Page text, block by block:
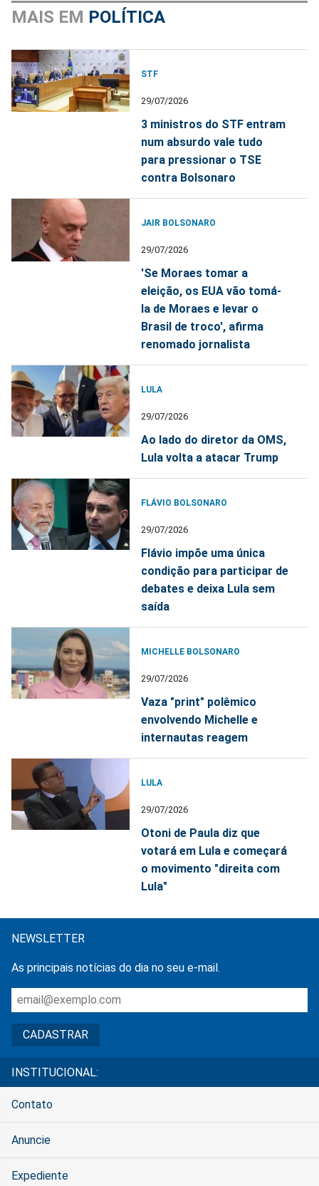
MAIS EM POLÍTICA
STF
29/07/2026
3 ministros do STF entram
num absurdo vale tudo
para pressionar o TSE
contra Bolsonaro
JAIR BOLSONARO
29/07/2026
'Se Moraes tomar a
eleição, os EUA vão tomá-
la de Moraes e levar o
Brasil de troco', afirma
renomado jornalista
LULA
29/07/2026
Ao lado do diretor da OMS,
Lula volta a atacar Trump
FLÁVIO BOLSONARO
29/07/2026
Flávio impõe uma única
condição para participar de
debates e deixa Lula sem
saída
MICHELLE BOLSONARO
29/07/2026
Vaza "print" polêmico
envolvendo Michelle e
internautas reagem
LULA
29/07/2026
Otoni de Paula diz que
votará em Lula e começará
o movimento "direita com
Lula"
NEWSLETTER
As principais notícias do dia no seu e-mail.
INSTITUCIONAL:
Contato
Anuncie
Expediente